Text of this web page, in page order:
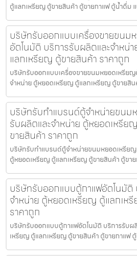
ตู้แลกเหรียญ ตู้ขายสินค้า ตู้ขายกาแฟ ตู้น้ำดื่ม
บริษัทรับออกแบบเครื่องขายขนม
อัตโนมัติ บริการรับผลิตและจำห
แลกเหรียญ ตู้ขายสินค้า ราคาถูก
บริษัทรับออกแบบเครื่องขายขนมหยอดเหรีย
จำหน่าย ตู้หยอดเหรียญ ตู้แลกเหรียญ ตู้ขายสิน
บริษัทรับทำแบรนด์ตู้จำหน่ายขนม
รับผลิตและจำหน่าย ตู้หยอดเหรี
ขายสินค้า ราคาถูก
บริษัทรับทำแบรนด์ตู้จำหน่ายขนมหยอดเหรียญ​
ตู้หยอดเหรียญ ตู้แลกเหรียญ ตู้ขายสินค้า ตู้ขา
บริษัทรับออกแบบตู้กาแฟ​อัตโนมัติ
จำหน่าย ตู้หยอดเหรียญ ตู้แลกเห
ราคาถูก
บริษัทรับออกแบบตู้กาแฟ​อัตโนมัติ บริการรับผ
เหรียญ ตู้แลกเหรียญ ตู้ขายสินค้า ตู้ขายกาแฟ